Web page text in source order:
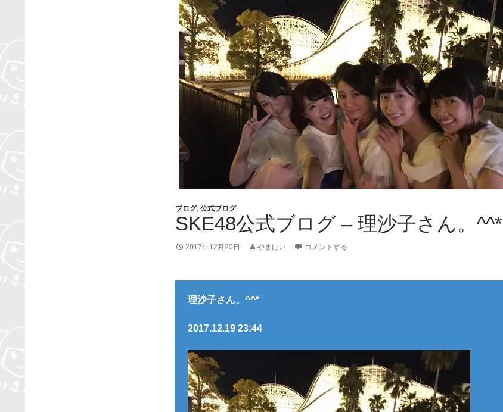
ブログ, 公式ブログ
SKE48公式ブログ – 理沙子さん。^^*
2017年12月20日 やまけい コメントする
理沙子さん。^^*
2017.12.19 23:44